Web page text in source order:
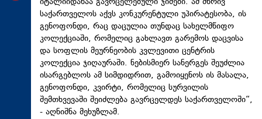
საქართველოს აქვს კონკურენტული უპირატესობა, ის
გენოფონდი, რაც დაცულია თუნდაც სახელმწიფო
კოლექციაში, რომელიც გახლავთ გარემოს დაცვისა
და სოფლის მეურნეობის კვლევითი ცენტრის
კოლექცია ჯიღაურაში. ნებისმიერ სანერგეს შეუძლია
ისარგებლოს ამ სიმდიდრით, გამოიყენოს ის მასალა,
გენოფონდი, კვირტი, რომელიც სურვილის
შემთხვევაში შეიძლება გავრცელდეს საქართველოში“,
- აღნიშნა მეხუზლამ.